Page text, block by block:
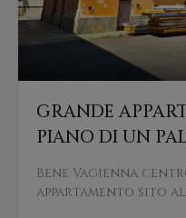
GRANDE
PIANO DI UN
Bene Vagienna
appartamento sito